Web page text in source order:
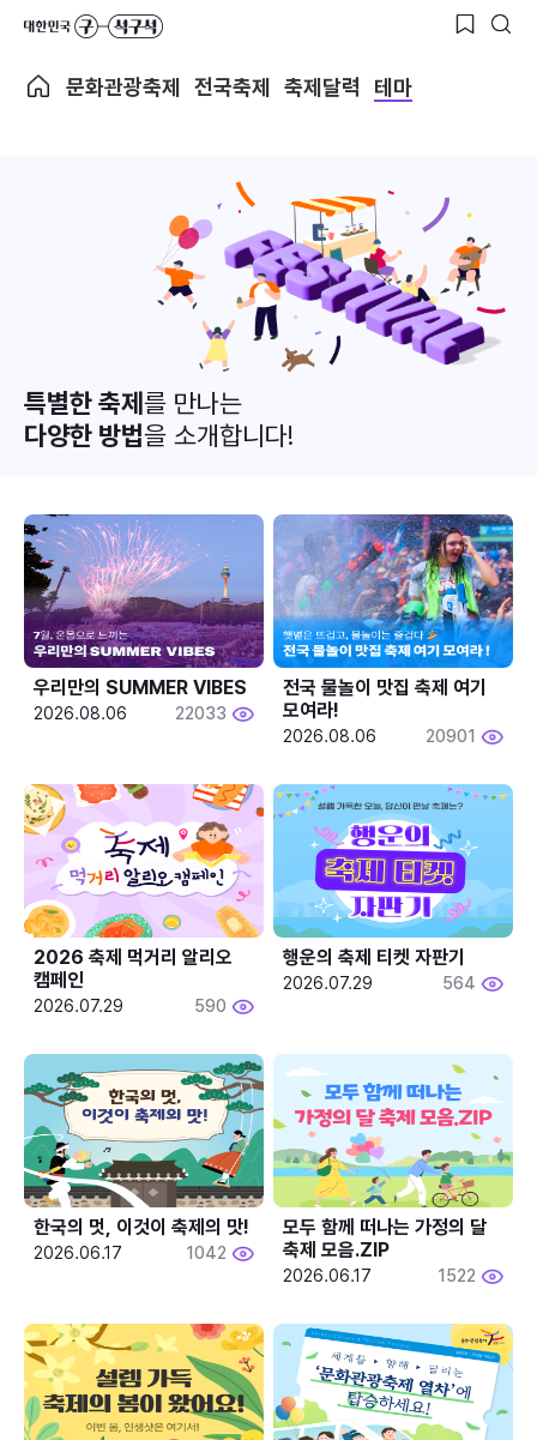
문화관광축제 전국축제 축제달력 테마
특별한 축제를 만나는
다양한 방법을 소개합니다!
우리만의 SUMMER VIBES
2026.08.06 22033
전국 물놀이 맛집 축제 여기
모여라!
2026.08.06 20901
2026 축제 먹거리 알리오
캠페인
2026.07.29 590
행운의 축제 티켓 자판기
2026.07.29 564
한국의 멋, 이것이 축제의 맛!
2026.06.17 1042
모두 함께 떠나는 가정의 달
축제 모음.ZIP
2026.06.17 1522